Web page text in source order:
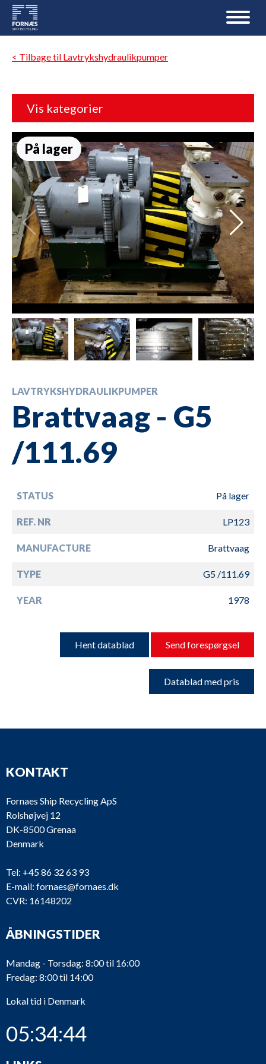
< Tilbage til Lavtrykshydraulikpumper
Vis kategorier
På lager
LAVTRYKSHYDRAULIKPUMPER
Brattvaag - G5
/111.69
STATUS På lager
REF. NR LP123
MANUFACTURE Brattvaag
TYPE G5 /111.69
YEAR 1978
Hent datablad Send forespørgsel
Datablad med pris
KONTAKT
Fornaes Ship Recycling ApS
Rolshøjvej 12
DK-8500 Grenaa
Denmark
Tel: +45 86 32 63 93
E-mail: fornaes@fornaes.dk
CVR: 16148202
ÅBNINGSTIDER
Mandag - Torsdag: 8:00 til 16:00
Fredag: 8:00 til 14:00
Lokal tid i Denmark
05:34:44